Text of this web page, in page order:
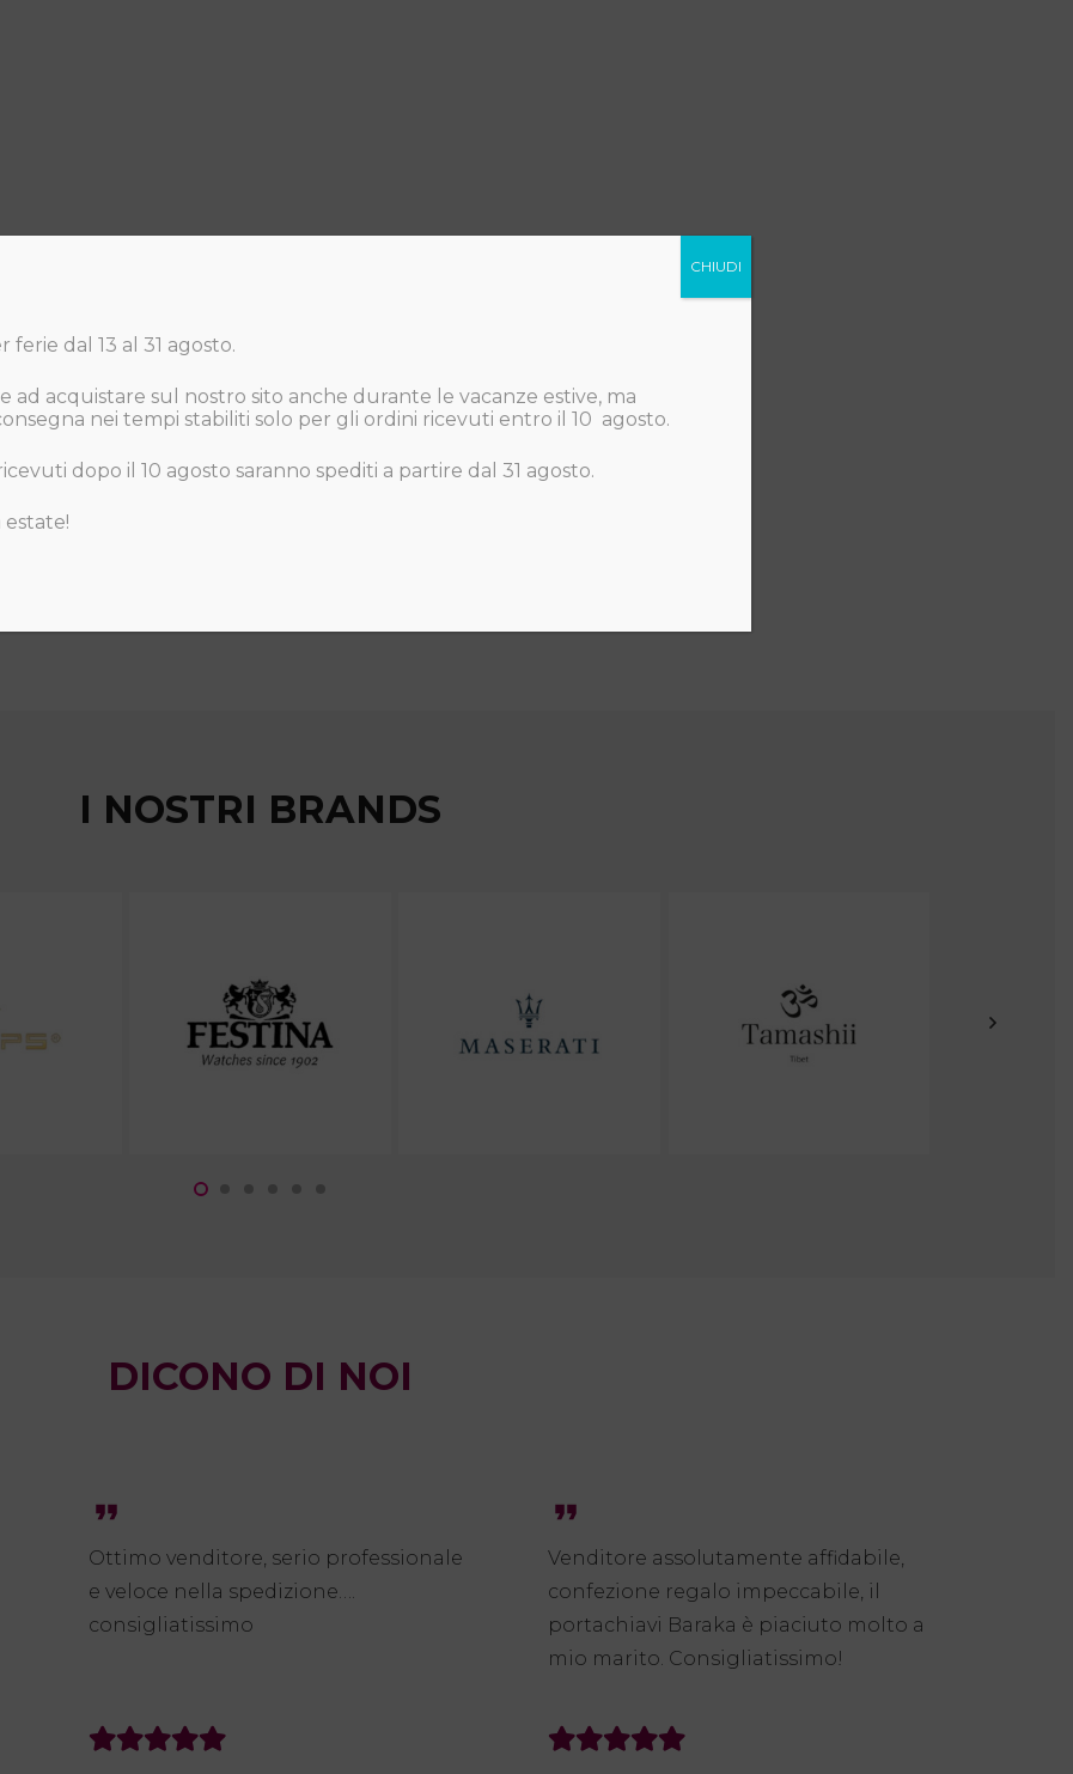
I NOSTRI BRANDS
DICONO DI NOI
format_quote
Ottimo venditore, serio professionale
e veloce nella spedizione….
consigliatissimo
format_quote
Venditore assolutamente affidabile,
confezione regalo impeccabile, il
portachiavi Baraka è piaciuto molto a
mio marito. Consigliatissimo!
ferie dal 13 al 31 agosto.
ad acquistare sul nostro sito anche durante le vacanze estive, ma
nei tempi stabiliti solo per gli ordini ricevuti entro il 10 agosto.
dopo il 10 agosto saranno spediti a partire dal 31 agosto.
estate!
CHIUDI